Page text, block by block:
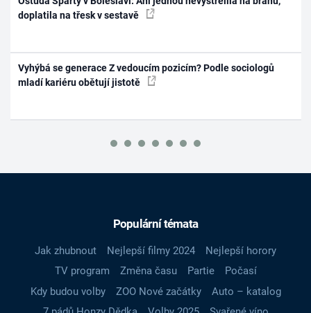
doplatila na třesk v sestavě
Vyhýbá se generace Z vedoucím pozicím? Podle sociologů
mladí kariéru obětují jistotě
Populární témata
Jak zhubnout Nejlepší filmy 2024
Nejlepší horory
TV program
Změna času Partie
Počasí
Kdy budou volby
ZOO Nové začátky
Auto – katalog